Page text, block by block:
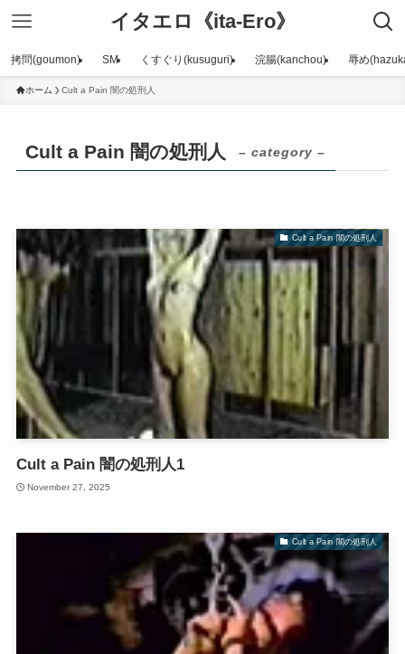
イタエロ《ita-Ero》
拷問(goumon) SM くすぐり(kusuguri) 浣腸(kanchou) 辱め
ホーム Cult a Pain 闇の処刑人
Cult a Pain 闇の処刑人 – category –
Cult a Pain 闇の処刑人
Cult a Pain 闇の処刑人1
November 27, 2025
Cult a Pain 闇の処刑人